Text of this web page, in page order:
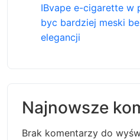
IBvape e-cigarette w
byc bardziej meski
elegancji
Najnowsze
Brak komentarzy do